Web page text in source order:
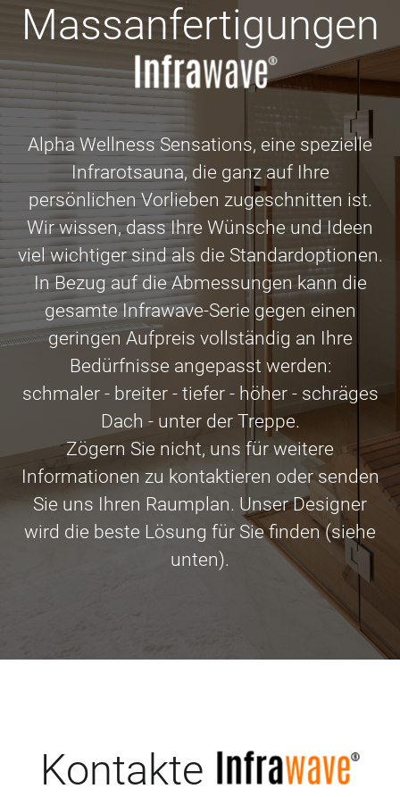
Massanfertigungen
Alpha Wellness Sensations, eine spezielle
Infrarotsauna, die ganz auf Ihre
persönlichen Vorlieben zugeschnitten ist.
Wir wissen, dass Ihre Wünsche und Ideen
viel wichtiger sind als die Standardoptionen.
In Bezug auf die Abmessungen kann die
gesamte Infrawave-Serie gegen einen
geringen Aufpreis vollständig an Ihre
Bedürfnisse angepasst werden:
schmaler - breiter - tiefer - höher - schräges
Dach - unter der Treppe.
Zögern Sie nicht, uns für weitere
Informationen zu kontaktieren oder senden
Sie uns Ihren Raumplan. Unser Designer
wird die beste Lösung für Sie finden (siehe
unten).
Kontakte